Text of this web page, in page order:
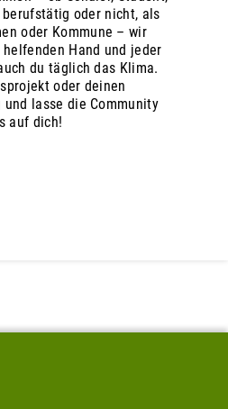
oder nicht, als
oder Kommune – wir
Hand und jeder
du täglich das Klima.
oder deinen
lasse die Community
auf dich!